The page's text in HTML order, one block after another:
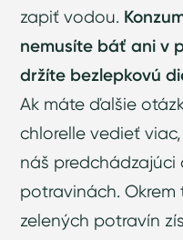
zapiť vodou.
nemusíte báť ani v
držíte bezlepkovú
Ak máte ďalšie
chlorelle vedieť
náš predchádzajúci
potravinách.
zelených potravín